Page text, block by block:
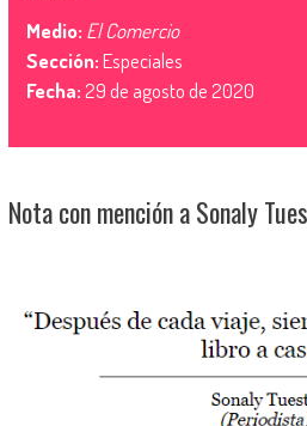
Medio: El Comercio
Sección:Especiales
Fecha:29 de agosto de 2020
Nota con mención a Sonaly